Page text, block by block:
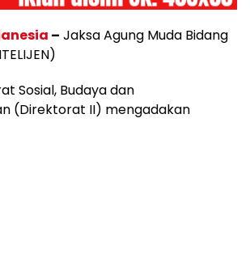
– Jaksa Agung Muda Bidang
Sosial, Budaya dan
(Direktorat II) mengadakan